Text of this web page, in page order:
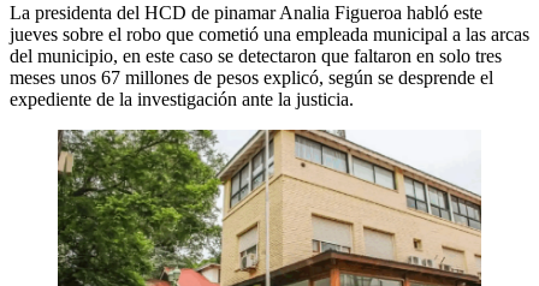
La presidenta del HCD de pinamar Analia Figueroa habló este
jueves sobre el robo que cometió una empleada municipal a las arcas
del municipio, en este caso se detectaron que faltaron en solo tres
meses unos 67 millones de pesos explicó, según se desprende el
expediente de la investigación ante la justicia.